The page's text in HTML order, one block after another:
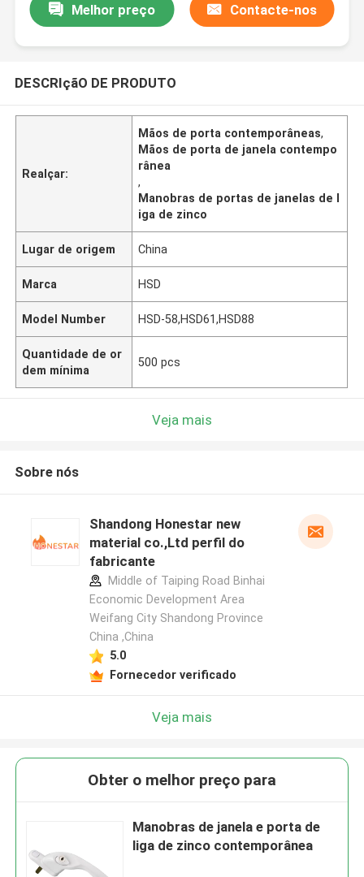
Melhor preço Contacte-nos
DESCRIçãO DE PRODUTO
Realçar:
Mãos de porta contemporâneas,
Mãos de porta de janela contempo
rânea
,
Manobras de portas de janelas de l
iga de zinco
Lugar de origem China
Marca HSD
Model Number HSD-58,HSD61,HSD88
Quantidade de or
dem mínima
500 pcs
Veja mais
Sobre nós
Shandong Honestar new
material co.,Ltd perfil do
fabricante
Middle of Taiping Road Binhai
Economic Development Area
Weifang City Shandong Province
China ,China
5.0
Fornecedor verificado
Veja mais
Obter o melhor preço para
Manobras de janela e porta de
liga de zinco contemporânea